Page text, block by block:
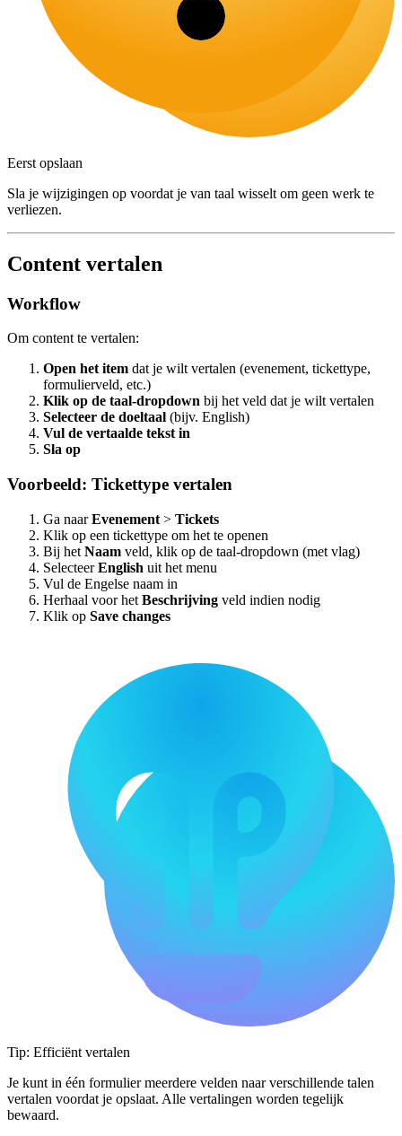
Eerst opslaan
Sla je wijzigingen op voordat je van taal wisselt om geen werk te
verliezen.
Content vertalen
Workflow
Om content te vertalen:
Open het item dat je wilt vertalen (evenement, tickettype,
formulierveld, etc.)
Klik op de taal-dropdown bij het veld dat je wilt vertalen
Selecteer de doeltaal (bijv. English)
Vul de vertaalde tekst in
Sla op
Voorbeeld: Tickettype vertalen
Ga naarEvenement > Tickets
Klik op een tickettype om het te openen
Bij het Naam veld, klik op de taal-dropdown (met vlag)
SelecteerEnglish uit het menu
Vul de Engelse naam in
Herhaal voor het Beschrijving veld indien nodig
Klik op Save changes
Tip: Efficiënt vertalen
Je kunt in één formulier meerdere velden naar verschillende talen
vertalen voordat je opslaat. Alle vertalingen worden tegelijk
bewaard.